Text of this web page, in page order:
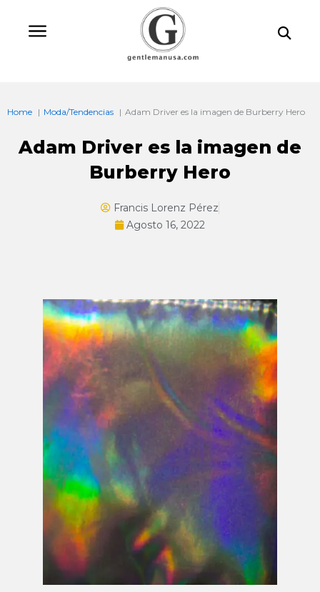
Home Moda/Tendencias Adam Driver es la imagen de Burberry Hero
Adam Driver es la imagen de
Burberry Hero
Francis Lorenz Pérez
Agosto 16, 2022